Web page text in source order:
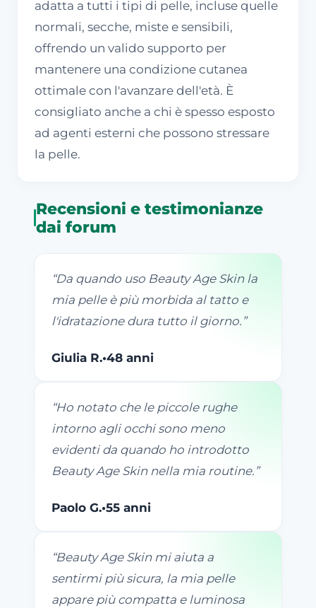
adatta a tutti i tipi di pelle, incluse quelle
normali, secche, miste e sensibili,
offrendo un valido supporto per
mantenere una condizione cutanea
ottimale con l'avanzare dell'età. È
consigliato anche a chi è spesso esposto
ad agenti esterni che possono stressare
la pelle.
Recensioni e testimonianze
dai forum
“Da quando uso Beauty Age Skin la
mia pelle è più morbida al tatto e
l'idratazione dura tutto il giorno. ”
Giulia R.•48 anni
“Ho notato che le piccole rughe
intorno agli occhi sono meno
evidenti da quando ho introdotto
Beauty Age Skin nella mia routine. ”
Paolo G.•55 anni
“Beauty Age Skin mi aiuta a
sentirmi più sicura, la mia pelle
appare più compatta e luminosa